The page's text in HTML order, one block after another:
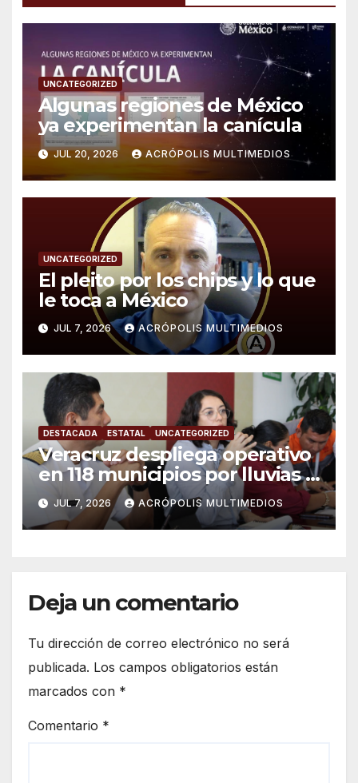
UNCATEGORIZED
Algunas regiones de México
ya experimentan la canícula
JUL 20, 2026 ACRÓPOLIS MULTIMEDIOS
UNCATEGORIZED
El pleito por los chips y lo que
le toca a México
JUL 7, 2026 ACRÓPOLIS MULTIMEDIOS
DESTACADA ESTATAL UNCATEGORIZED
Veracruz despliega operativo
en 118 municipios por lluvias y
ciclones
JUL 7, 2026 ACRÓPOLIS MULTIMEDIOS
Deja un comentario
Tu dirección de correo electrónico no será
publicada. Los campos obligatorios están
marcados con *
Comentario *